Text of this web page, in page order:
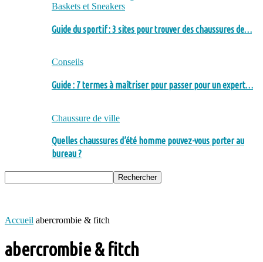
Baskets et Sneakers
Guide du sportif : 3 sites pour trouver des chaussures de…
Conseils
Guide : 7 termes à maîtriser pour passer pour un expert…
Chaussure de ville
Quelles chaussures d’été homme pouvez-vous porter au
bureau ?
Accueil abercrombie & fitch
abercrombie & fitch